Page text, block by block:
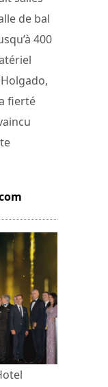
de bal
400
fierté